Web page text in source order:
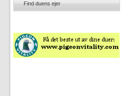
Find duens ejer